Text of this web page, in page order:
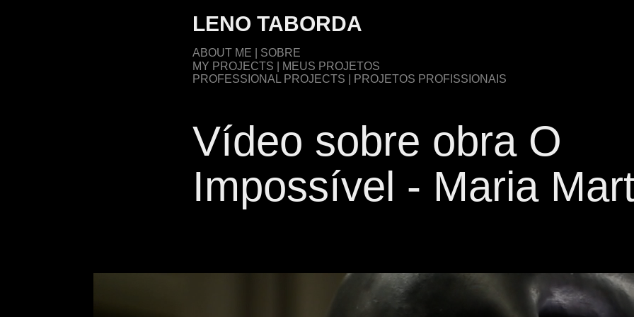
LENO TABORDA
ABOUT ME | SOBRE
MY PROJECTS | MEUS PROJETOS
PROFESSIONAL PROJECTS | PROJETOS PROFISSIONAIS
Vídeo sobre obra O
Impossível - Maria